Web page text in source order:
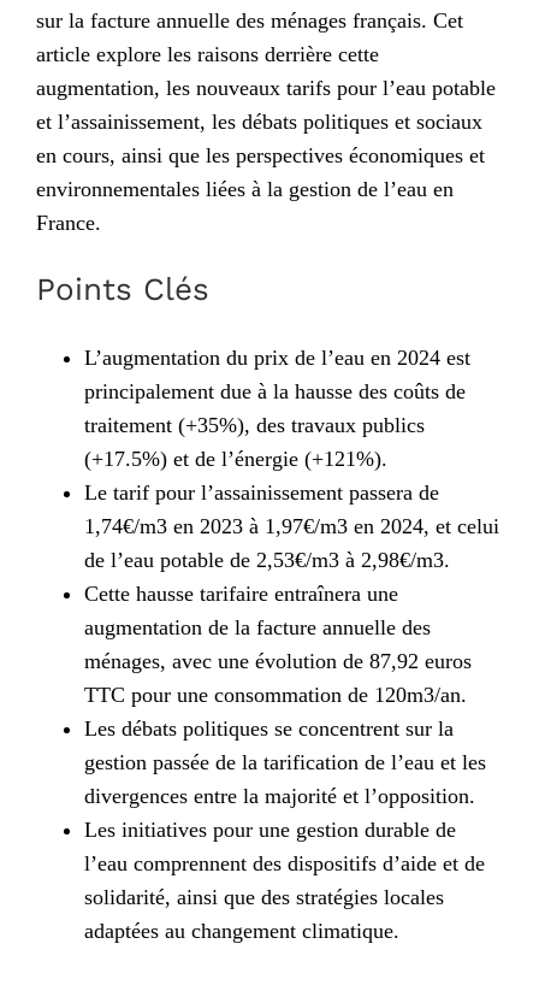
sur la facture annuelle des ménages français. Cet
article explore les raisons derrière cette
augmentation, les nouveaux tarifs pour l’eau potable
et l’assainissement, les débats politiques et sociaux
en cours, ainsi que les perspectives économiques et
environnementales liées à la gestion de l’eau en
France.
Points Clés
L’augmentation du prix de l’eau en 2024 est
principalement due à la hausse des coûts de
traitement (+35%), des travaux publics
(+17.5%) et de l’énergie (+121%).
Le tarif pour l’assainissement passera de
1,74€/m3 en 2023 à 1,97€/m3 en 2024, et celui
de l’eau potable de 2,53€/m3 à 2,98€/m3.
Cette hausse tarifaire entraînera une
augmentation de la facture annuelle des
ménages, avec une évolution de 87,92 euros
TTC pour une consommation de 120m3/an.
Les débats politiques se concentrent sur la
gestion passée de la tarification de l’eau et les
divergences entre la majorité et l’opposition.
Les initiatives pour une gestion durable de
l’eau comprennent des dispositifs d’aide et de
solidarité, ainsi que des stratégies locales
adaptées au changement climatique.